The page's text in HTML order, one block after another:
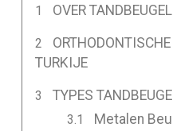
OVER
TURKIJE
TYPES
Metalen